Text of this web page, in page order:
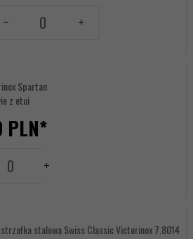
Spartan
z etui
PLN*
stalowa Swiss Classic Victorinox 7.8014